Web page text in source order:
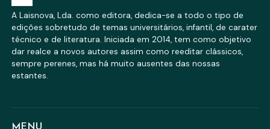
A Laisnova, Lda. como editora, dedica-se a todo o tipo de
edições sobretudo de temas universitários, infantil, de carater
técnico e de literatura. Iniciada em 2014, tem como objetivo
dar realce a novos autores assim como reeditar clássicos,
sempre perenes, mas há muito ausentes das nossas
estantes.
MENU